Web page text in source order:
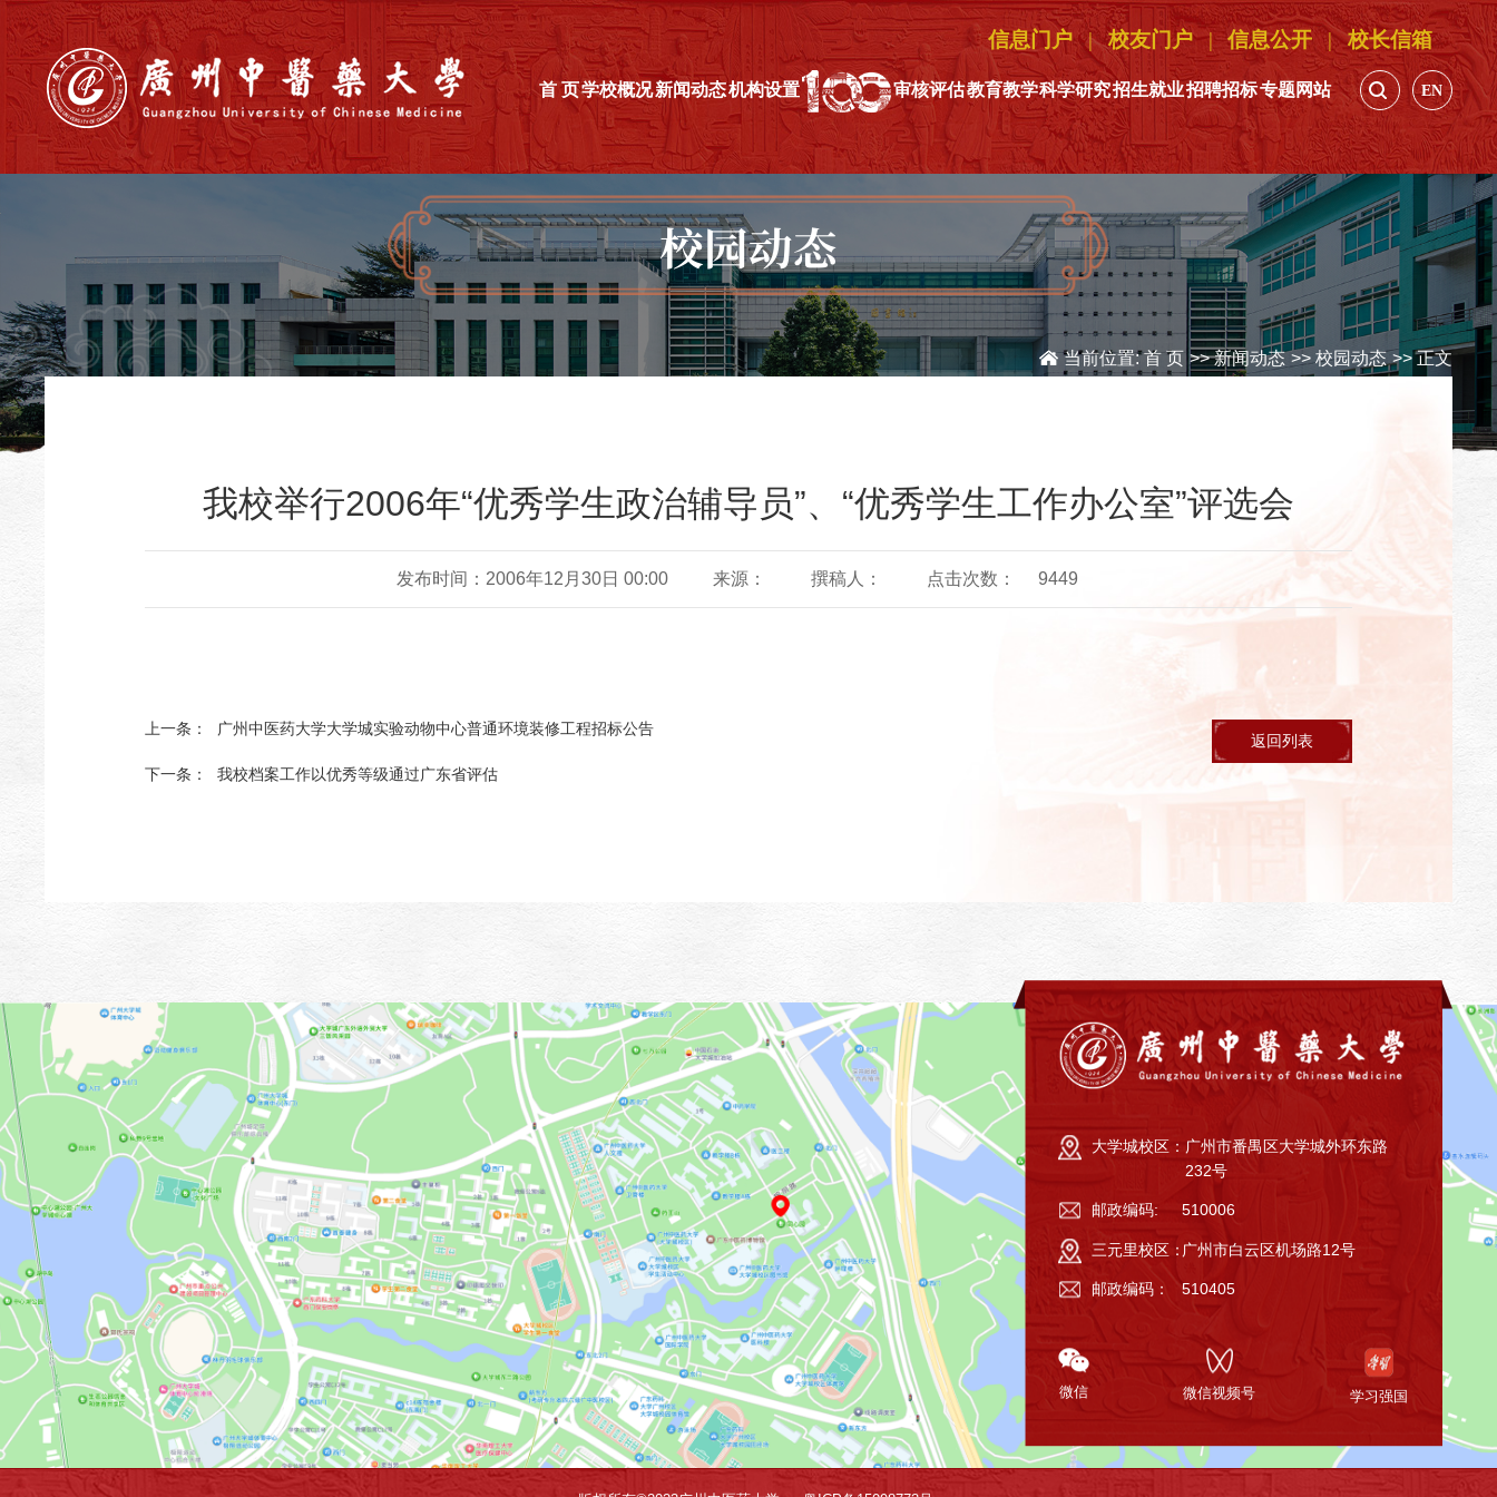
信息门户 | 校友门户 | 信息公开 | 校长信箱
首 页学校概况新闻动态机构设置 审核评估教育教学科学研究招生就业招聘招标专题网站 EN
校园动态
当前位置: 首 页 >> 新闻动态 >> 校园动态 >> 正文
我校举行2006年“优秀学生政治辅导员”、“优秀学生工作办公室”评选会
发布时间：2006年12月30日 00:00 来源： 撰稿人： 点击次数： 9449
上一条： 广州中医药大学大学城实验动物中心普通环境装修工程招标公告
下一条： 我校档案工作以优秀等级通过广东省评估
返回列表
大学城校区： 广州市番禺区大学城外环东路
232号
邮政编码: 510006
三元里校区：广州市白云区机场路12号
邮政编码： 510405
微信 微信视频号 学习强国